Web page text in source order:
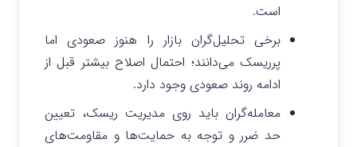
است.
برخی تحلیل‌گران بازار را هنوز صعودی اما
پرریسک می‌دانند؛ احتمال اصلاح بیشتر قبل از
ادامه روند صعودی وجود دارد.
معامله‌گران باید روی مدیریت ریسک، تعیین
حد ضرر و توجه به حمایت‌ها و مقاومت‌های